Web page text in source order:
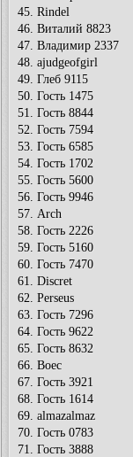
45. Rindel
46. Виталий 8823
47. Владимир 2337
48. ajudgeofgirl
49. Глеб 9115
50. Гость 1475
51. Гость 8844
52. Гость 7594
53. Гость 6585
54. Гость 1702
55. Гость 5600
56. Гость 9946
57. Arch
58. Гость 2226
59. Гость 5160
60. Гость 7470
61. Discret
62. Perseus
63. Гость 7296
64. Гость 9622
65. Гость 8632
66. Boec
67. Гость 3921
68. Гость 1614
69. almazalmaz
70. Гость 0783
71. Гость 3888